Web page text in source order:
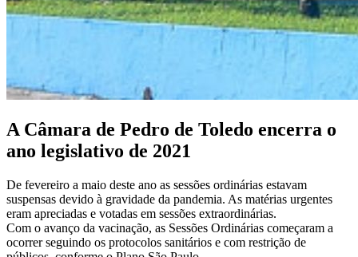
A Câmara de Pedro de Toledo encerra o
ano legislativo de 2021
De fevereiro a maio deste ano as sessões ordinárias estavam
suspensas devido à gravidade da pandemia. As matérias urgentes
eram apreciadas e votadas em sessões extraordinárias.
Com o avanço da vacinação, as Sessões Ordinárias começaram a
ocorrer seguindo os protocolos sanitários e com restrição de